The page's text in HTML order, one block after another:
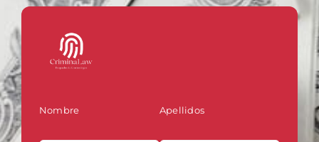
Nombre Apellidos